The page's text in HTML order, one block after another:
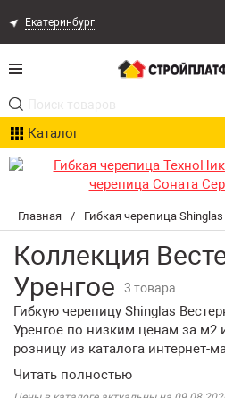
Главная / Гибкая черепица Shinglas
Коллекция
Уренгое
3 товара
Гибкую черепицу Shinglas
Уренгое по низким ценам за м2
розницу из каталога интернет-
СтройПлатформа. Возможна
заказов со склада. В каталоге
Екатеринбург
Каталог
Акции
Расчет доставки
Организациям
Опыт поставок
Статьи
Контакты
Оплата и Доставка